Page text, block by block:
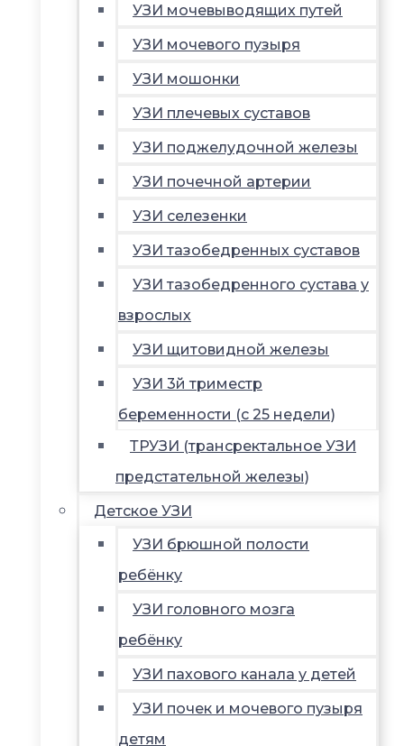
УЗИ мочевыводящих путей
УЗИ мочевого пузыря
УЗИ мошонки
УЗИ плечевых суставов
УЗИ поджелудочной железы
УЗИ почечной артерии
УЗИ селезенки
УЗИ тазобедренных суставов
УЗИ тазобедренного сустава у
взрослых
УЗИ щитовидной железы
УЗИ 3й триместр
беременности (с 25 недели)
ТРУЗИ (трансректальное УЗИ
предстательной железы)
Детское УЗИ
УЗИ брюшной полости
ребёнку
УЗИ головного мозга
ребёнку
УЗИ пахового канала у детей
УЗИ почек и мочевого пузыря
детям